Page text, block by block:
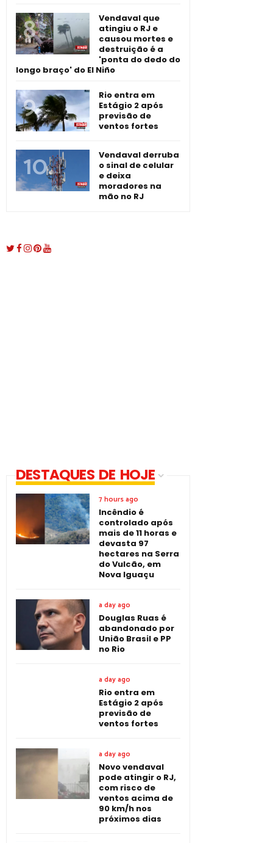
Vendaval que
atingiu o RJ e
causou mortes e
destruição é a
'ponta do dedo do
longo braço' do El Niño
Rio entra em
Estágio 2 após
previsão de
ventos fortes
Vendaval derruba
o sinal de celular
e deixa
moradores na
mão no RJ
DESTAQUES DE HOJE
7 hours ago
Incêndio é
controlado após
mais de 11 horas e
devasta 97
hectares na Serra
do Vulcão, em
Nova Iguaçu
a day ago
Douglas Ruas é
abandonado por
União Brasil e PP
no Rio
a day ago
Rio entra em
Estágio 2 após
previsão de
ventos fortes
a day ago
Novo vendaval
pode atingir o RJ,
com risco de
ventos acima de
90 km/h nos
próximos dias